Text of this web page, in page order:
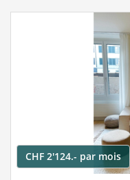
CHF 2'124.- par mois